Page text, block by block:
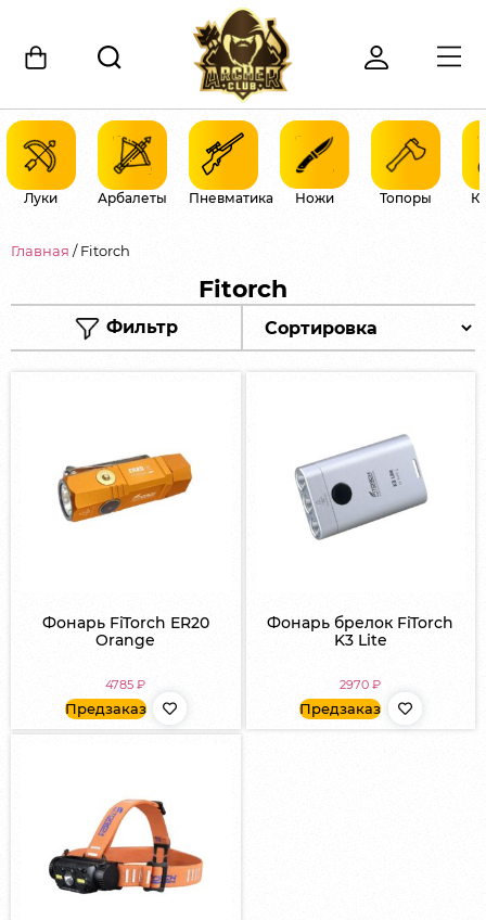
Луки Арбалеты Пневматика Ножи Топоры
Главная / Fitorch
Fitorch
Фильтр
Фонарь FiTorch ER20
Orange
4785₽
Предзаказ
Фонарь брелок FiTorch
K3 Lite
2970₽
Предзаказ